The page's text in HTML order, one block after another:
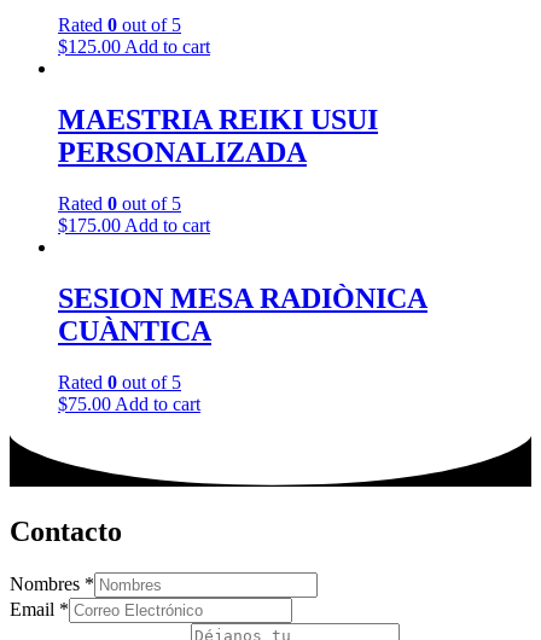
Rated 0 out of 5
$125.00 Add to cart
MAESTRIA REIKI USUI
PERSONALIZADA
Rated 0 out of 5
$175.00 Add to cart
SESION MESA RADIÒNICA
CUÀNTICA
Rated 0 out of 5
$75.00 Add to cart
Contacto
Nombres *
Email *